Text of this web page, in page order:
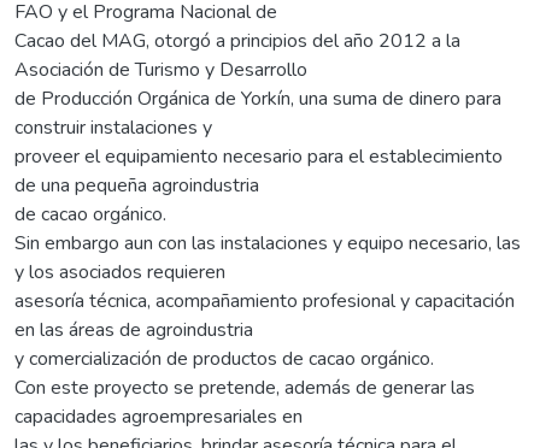
FAO y el Programa Nacional de
Cacao del MAG, otorgó a principios del año 2012 a la
Asociación de Turismo y Desarrollo
de Producción Orgánica de Yorkín, una suma de dinero para
construir instalaciones y
proveer el equipamiento necesario para el establecimiento
de una pequeña agroindustria
de cacao orgánico.
Sin embargo aun con las instalaciones y equipo necesario, las
y los asociados requieren
asesoría técnica, acompañamiento profesional y capacitación
en las áreas de agroindustria
y comercialización de productos de cacao orgánico.
Con este proyecto se pretende, además de generar las
capacidades agroempresariales en